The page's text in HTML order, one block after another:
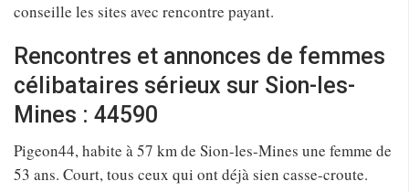
conseille les sites avec rencontre payant.
Rencontres et annonces de femmes
célibataires sérieux sur Sion-les-
Mines : 44590
Pigeon44, habite à 57 km de Sion-les-Mines une femme de
53 ans. Court, tous ceux qui ont déjà sien casse-croute.